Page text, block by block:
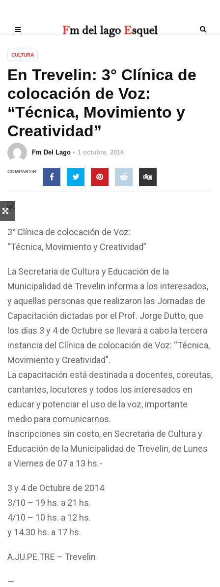
CULTURA
En Trevelin: 3° Clínica de
colocación de Voz:
“Técnica, Movimiento y
Creatividad”
Fm Del Lago 1 octubre, 2014
COMPARTIR
3° Clínica de colocación de Voz:
“Técnica, Movimiento y Creatividad”
La Secretaria de Cultura y Educación de la
Municipalidad de Trevelin informa a los interesados,
y aquellas personas que realizaron las Jornadas de
Capacitación dictadas por el Prof. Jorge Dutto, que
los días 3 y 4 de Octubre se llevará a cabo la tercera
instancia del Clínica de colocación de Voz: “Técnica,
Movimiento y Creatividad”.
La capacitación está destinada a docentes, coreutas,
cantantes, locutores y todos los interesados en
educar y potenciar el uso de la voz, importante
medio para comunicarnos.
Inscripciones sin costo, en Secretaria de Cultura y
Educación de la Municipalidad de Trevelin, de Lunes
a Viernes de 07 a 13 hs.-
3 y 4 de Octubre de 2014
3/10 – 19 hs. a 21 hs.
4/10 – 10 hs. a 12 hs.
y 14.30 hs. a 17 hs.
A.JU.PE.TRE – Trevelin
—